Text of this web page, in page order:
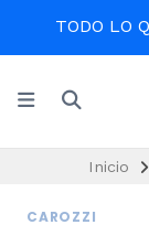
TODO LO
Inicio
CAROZZI